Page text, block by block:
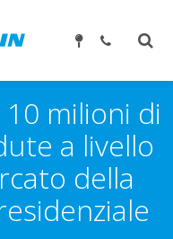
milioni di
a livello
della